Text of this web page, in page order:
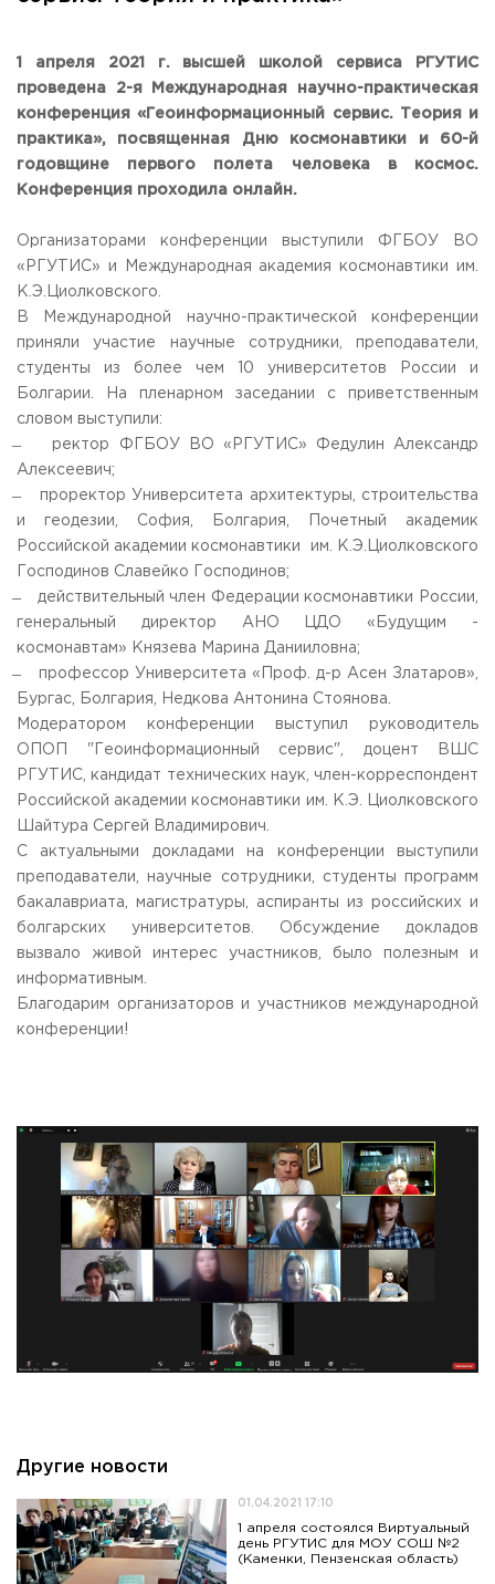
Общежитие / Кампус РГУТИС
Контакты
Научная деятельность
Дополнительное образование
Федеральный ресурсный центр
системе ВО
Федеральное учебно-методическое объединение в
системе СПО
Профком
Конкурс ППС
ЗАКАЗАТЬ ОБРАТНЫЙ ЗВОНОК
АДРЕС
141221, Московская обл.,
Городской округ Пушкинский,
пгт. Черкизово,
ул. Главная, 99
+7 (495) 940 83 58 - Приемная комиссия
E-MAIL
info@rguts.ru
priem@rguts.ru - Приемная комиссия
ГРАФИК И РЕЖИМ РАБОТЫ
пн-чт: с 09:00 до 18:00;
сб-вс: выходной
Приемная комиссия
пн-пт: с 10:00 до 17:00;
вс: выходной.
1 апреля 2021 г. высшей школой сервиса РГУТИС
проведена 2-я Международная научно-практическая
конференция «Геоинформационный сервис. Теория и
практика», посвященная Дню космонавтики и 60-й
годовщине первого полета человека в космос.
Конференция проходила онлайн.
Организаторами конференции выступили ФГБОУ ВО
«РГУТИС» и Международная академия космонавтики им.
К.Э.Циолковского.
В Международной научно-практической конференции
приняли участие научные сотрудники, преподаватели,
студенты из более чем 10 университетов России и
Болгарии. На пленарном заседании с приветственным
словом выступили:
̶ ректор ФГБОУ ВО «РГУТИС» Федулин Александр
Алексеевич;
̶ проректор Университета архитектуры, строительства
и геодезии, София, Болгария, Почетный академик
Российской академии космонавтики им. К.Э.Циолковского
Господинов Славейко Господинов;
̶ действительный член Федерации космонавтики России,
генеральный директор АНО ЦДО «Будущим -
космонавтам» Князева Марина Данииловна;
̶ профессор Университета «Проф. д-р Асен Златаров»,
Бургас, Болгария, Недкова Антонина Стоянова.
Модератором конференции выступил руководитель
ОПОП "Геоинформационный сервис", доцент ВШС
РГУТИС, кандидат технических наук, член-корреспондент
Российской академии космонавтики им. К.Э. Циолковского
Шайтура Сергей Владимирович.
С актуальными докладами на конференции выступили
преподаватели, научные сотрудники, студенты программ
бакалавриата, магистратуры, аспиранты из российских и
болгарских университетов. Обсуждение докладов
вызвало живой интерес участников, было полезным и
информативным.
Благодарим организаторов и участников международной
конференции!
Другие новости
01.04.2021 17:10
1 апреля состоялся Виртуальный
день РГУТИС для МОУ СОШ №2
(Каменки, Пензенская область)